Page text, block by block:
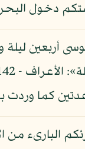
دخول
أربعين
كما وردت
البارىء